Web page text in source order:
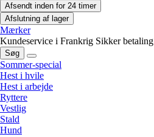
Afsendt inden for 24 timer
Afslutning af lager
Mærker
Kundeservice i Frankrig Sikker betaling
Søg
Sommer-special
Hest i hvile
Hest i arbejde
Ryttere
Vestlig
Stald
Hund